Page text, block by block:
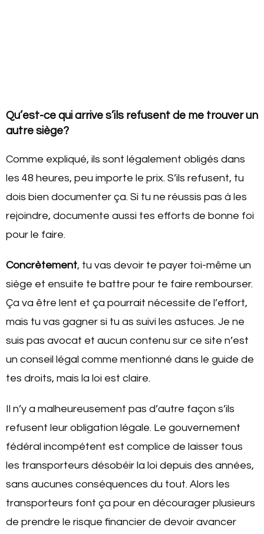
Qu’est-ce qui arrive s’ils refusent de me trouver un
autre siège?
Comme expliqué, ils sont légalement obligés dans
les 48 heures, peu importe le prix. S’ils refusent, tu
dois bien documenter ça. Si tu ne réussis pas à les
rejoindre, documente aussi tes efforts de bonne foi
pour le faire.
Concrètement, tu vas devoir te payer toi-même un
siège et ensuite te battre pour te faire rembourser.
Ça va être lent et ça pourrait nécessite de l’effort,
mais tu vas gagner si tu as suivi les astuces. Je ne
suis pas avocat et aucun contenu sur ce site n’est
un conseil légal comme mentionné dans le guide de
tes droits, mais la loi est claire.
Il n’y a malheureusement pas d’autre façon s’ils
refusent leur obligation légale. Le gouvernement
fédéral incompétent est complice de laisser tous
les transporteurs désobéir la loi depuis des années,
sans aucunes conséquences du tout. Alors les
transporteurs font ça pour en décourager plusieurs
de prendre le risque financier de devoir avancer